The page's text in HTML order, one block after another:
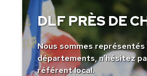
DLF PRÈS DE
Nous sommes
départements, n’hésitez
référent local.